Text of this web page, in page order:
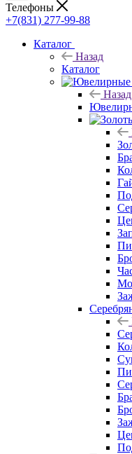
Телефоны
+7(831) 277-99-88
Каталог
Назад
Каталог
Назад